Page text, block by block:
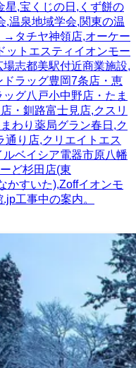
星,宝くじの日,くず餅の
,温泉地域学会,関東の温
→タチヤ神領店,オーケー
ットエスティイオンモー
志都美駅付近商業施設,
ラッグ豊岡7条店・恵
グ八戸小中野店・たま
・釧路富士見店,クスリ
わり薬局グラン春日,ク
通り店,クリエイトエス
ベイシア電器市原八幡
ど杉田店(東
かすいた),Zoffイオンモ
工事中の案内。